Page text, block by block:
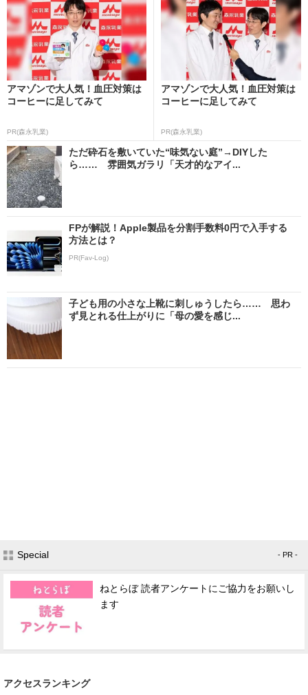
アマゾンで大人気！血圧対策は
コーヒーに足してみて
PR(森永乳業)
アマゾンで大人気！血圧対策は
コーヒーに足してみて
PR(森永乳業)
ただ砕石を敷いていた“味気ない庭”→DIYした
ら…… 雰囲気ガラリ「天才的なアイ...
FPが解説！Apple製品を分割手数料0円で入手する
方法とは？
PR(Fav-Log)
子ども用の小さな上靴に刺しゅうしたら…… 思わ
ず見とれる仕上がりに「母の愛を感じ...
Special - PR -
ねとらぼ 読者アンケートにご協力をお願いし
ます
アクセスランキング